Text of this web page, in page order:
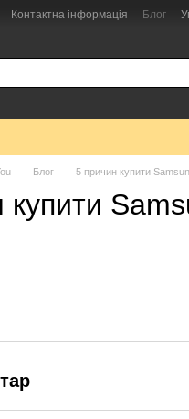
Контактна інформація Блог
Блог 5 причин купити
купити